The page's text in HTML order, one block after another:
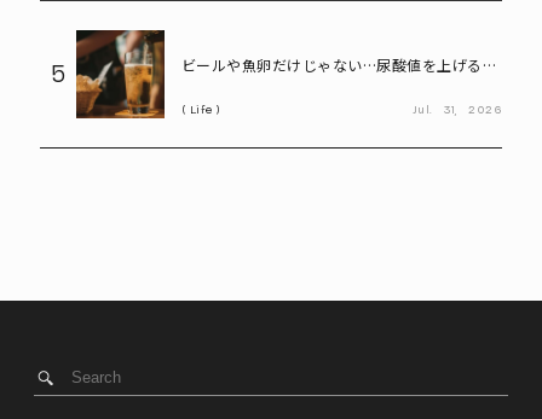
5
ビールや魚卵だけじゃない…尿酸値を上げる
Life Jul. 31, 2026